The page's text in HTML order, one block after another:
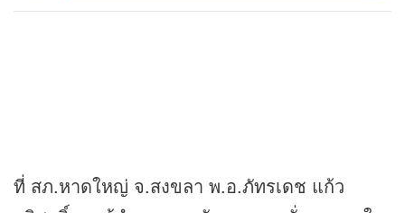
ที่ สภ.หาดใหญ่ จ.สงขลา พ.อ.ภัทรเดช แก้ว